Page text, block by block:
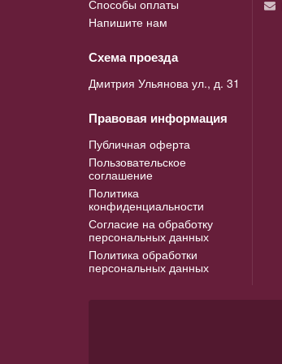
Способы оплаты
Напишите нам
Схема проезда
Дмитрия Ульянова ул., д. 31
Правовая информация
Публичная оферта
Пользовательское
соглашение
Политика
конфиденциальности
Согласие на обработку
персональных данных
Политика обработки
персональных данных